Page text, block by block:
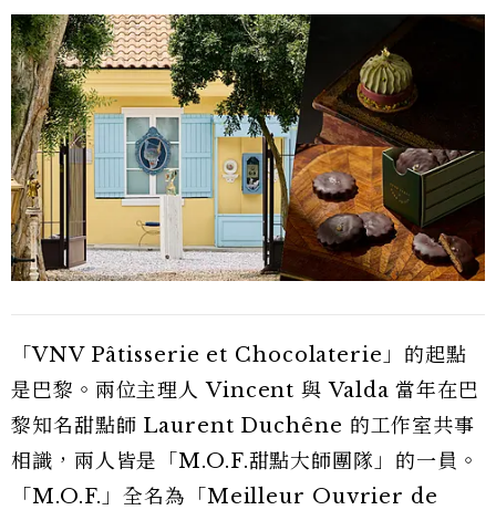
「VNV Pâtisserie et Chocolaterie」的起點
是巴黎。兩位主理人 Vincent 與 Valda 當年在巴
黎知名甜點師 Laurent Duchêne 的工作室共事
相識，兩人皆是「M.O.F.甜點大師團隊」的一員。
「M.O.F.」全名為「Meilleur Ouvrier de